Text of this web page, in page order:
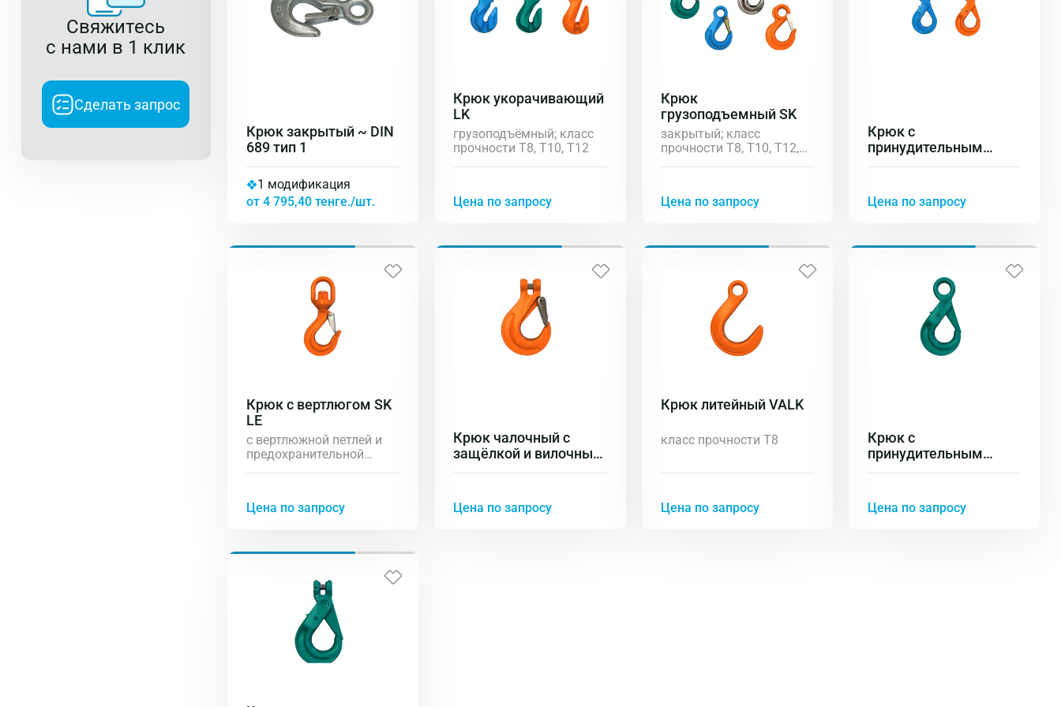
Свяжитесь
с нами в 1 клик
Сделать запрос
Крюк закрытый ~ DIN
689 тип 1
1 модификация
от 4 795,40 тенге./шт.
Крюк укорачивающий
LK
грузоподъёмный; класс
прочности Т8, Т10, Т12
Цена по запросу
Крюк
грузоподъемный SK
закрытый; класс
прочности Т8, Т10, Т12,
Цена по запросу
Крюк с
принудительным
закрыванием VK
Цена по запросу
Крюк с вертлюгом SK
LE
с вертлюжной петлей и
предохранительной
Цена по запросу
Крюк чалочный с
защёлкой и вилочным
соединением SK HL
Цена по запросу
Крюк литейный VALK
класс прочности Т8
Цена по запросу
Крюк с
принудительным
закрыванием VK LK
Цена по запросу